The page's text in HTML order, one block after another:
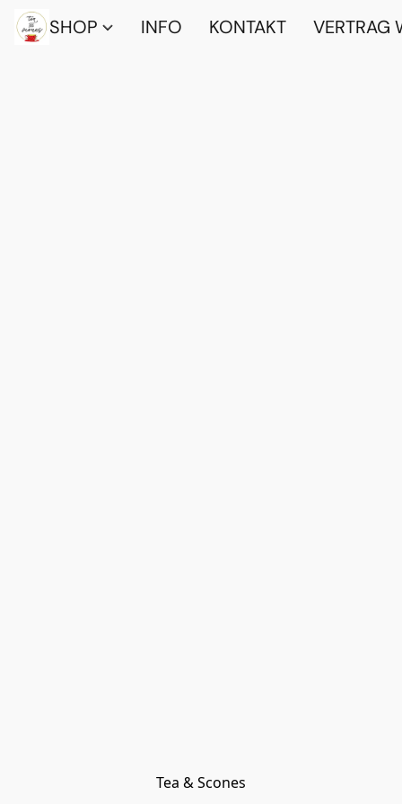
SHOP INFO KONTAKT VERTRAG
Tea & Scones